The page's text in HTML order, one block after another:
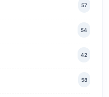
57
54
42
58